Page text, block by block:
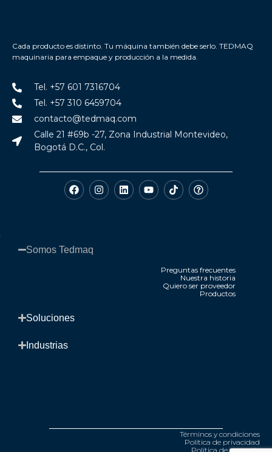
Cada producto es distinto. Tu máquina también debe serlo. TEDMAQ
maquinaria para empaque y producción a la medida.
Tel. +57 601 7316704
Tel. +57 310 6459704
contacto@tedmaq.com
Calle 21 #69b -27, Zona Industrial Montevideo,
Bogotá D.C., Col.
Somos Tedmaq​
Preguntas frecuentes
Nuestra historia
Quiero ser proveedor
Productos
Soluciones​
Industrias​
Términos y condiciones
Política de privacidad
Política de garantía